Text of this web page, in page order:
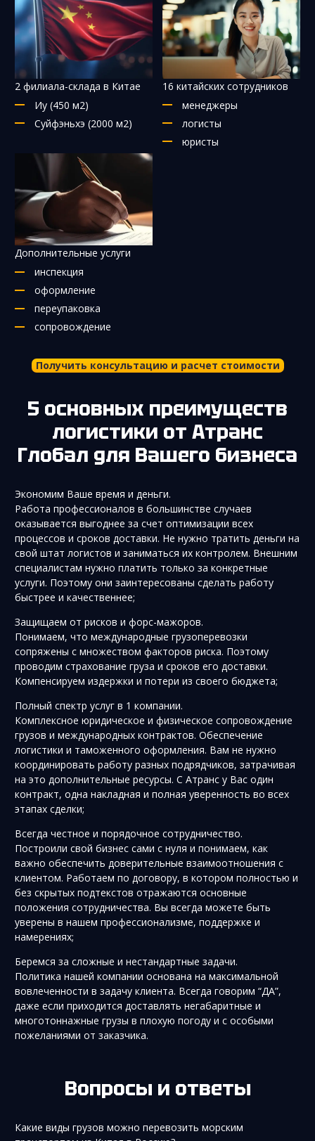
2 филиала-склада в Китае
Иу (450 м2)
Суйфэньхэ (2000 м2)
16 китайских сотрудников
менеджеры
логисты
юристы
Дополнительные услуги
инспекция
оформление
переупаковка
сопровождение
Получить консультацию и расчет стоимости
5 основных преимуществ
логистики от Атранс
Глобал для Вашего бизнеса
Экономим Ваше время и деньги.
Работа профессионалов в большинстве случаев
оказывается выгоднее за счет оптимизации всех
процессов и сроков доставки. Не нужно тратить деньги на
свой штат логистов и заниматься их контролем. Внешним
специалистам нужно платить только за конкретные
услуги. Поэтому они заинтересованы сделать работу
быстрее и качественнее;
Защищаем от рисков и форс-мажоров.
Понимаем, что международные грузоперевозки
сопряжены с множеством факторов риска. Поэтому
проводим страхование груза и сроков его доставки.
Компенсируем издержки и потери из своего бюджета;
Полный спектр услуг в 1 компании.
Комплексное юридическое и физическое сопровождение
грузов и международных контрактов. Обеспечение
логистики и таможенного оформления. Вам не нужно
координировать работу разных подрядчиков, затрачивая
на это дополнительные ресурсы. С Атранс у Вас один
контракт, одна накладная и полная уверенность во всех
этапах сделки;
Всегда честное и порядочное сотрудничество.
Построили свой бизнес сами с нуля и понимаем, как
важно обеспечить доверительные взаимоотношения с
клиентом. Работаем по договору, в котором полностью и
без скрытых подтекстов отражаются основные
положения сотрудничества. Вы всегда можете быть
уверены в нашем профессионализме, поддержке и
намерениях;
Беремся за сложные и нестандартные задачи.
Политика нашей компании основана на максимальной
вовлеченности в задачу клиента. Всегда говорим “ДА”,
даже если приходится доставлять негабаритные и
многотоннажные грузы в плохую погоду и с особыми
пожеланиями от заказчика.
Вопросы и ответы
Какие виды грузов можно перевозить морским